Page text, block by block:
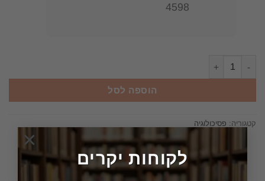
לקוחות יקרים
×
4598
כמות של להיות דולפין - התמודדות עם תוקפנות וחולשה בהורות,
הוספה לסל
קטגוריה: פסיכולוגיה